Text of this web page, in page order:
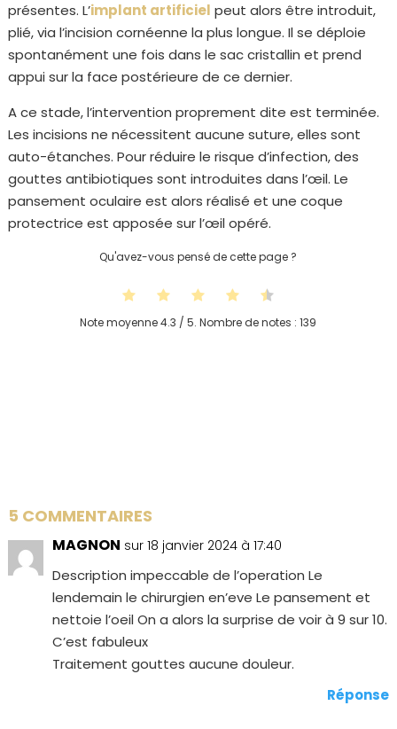
présentes. L’implant artificiel peut alors être introduit,
plié, via l’incision cornéenne la plus longue. Il se déploie
spontanément une fois dans le sac cristallin et prend
appui sur la face postérieure de ce dernier.
A ce stade, l’intervention proprement dite est terminée.
Les incisions ne nécessitent aucune suture, elles sont
auto-étanches. Pour réduire le risque d’infection, des
gouttes antibiotiques sont introduites dans l’œil. Le
pansement oculaire est alors réalisé et une coque
protectrice est apposée sur l’œil opéré.
Qu'avez-vous pensé de cette page ?
Note moyenne4.3 / 5. Nombre de notes :139
5 COMMENTAIRES
MAGNON sur 18 janvier 2024 à 17:40
Description impeccable de l’operation Le
lendemain le chirurgien en’eve Le pansement et
nettoie l’oeil On a alors la surprise de voir à 9 sur 10.
C’est fabuleux
Traitement gouttes aucune douleur.
Réponse